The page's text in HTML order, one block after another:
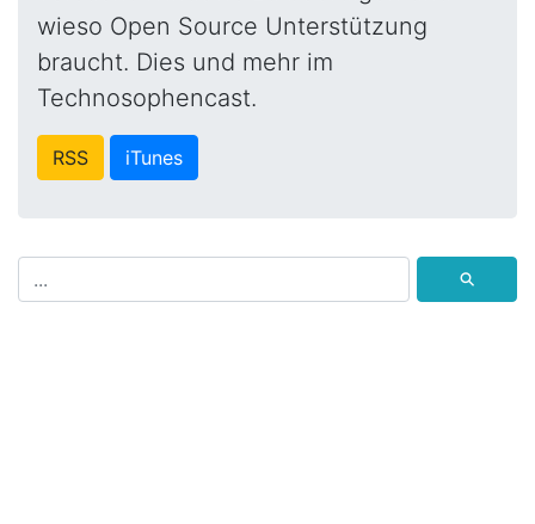
wieso Open Source Unterstützung
braucht. Dies und mehr im
Technosophencast.
RSS iTunes
⚲